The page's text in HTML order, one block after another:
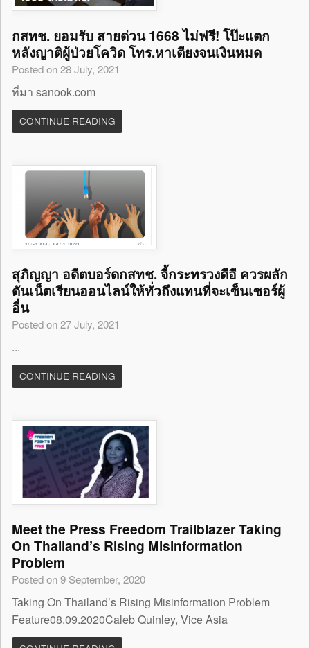
กสทช. ยอมรับ สายด่วน 1668 ไม่ฟรี! โป๊ะแตก
หลังญาติผู้ป่วยโควิด โทร.หาเตียงจนเงินหมด
Posted on 28 July, 2021
ที่มา sanook.com
CONTINUE READING
สุภิญญา อดีตบอร์ดกสทช. จี้กระทรวงดีอี ควรผลัก
ดันเน็ตเรียนออนไลน์ให้ทั่วถึงแทนที่จะเซ็นเซอร์ผู้
อื่น
Posted on 27 July, 2021
...
CONTINUE READING
Meet the Press Freedom Trailblazer Taking
On Thailand’s Rising Misinformation
Problem
Posted on 9 September, 2020
Taking On Thailand’s Rising Misinformation Problem
Feature08.09.2020Caleb Quinley, Vice Asia